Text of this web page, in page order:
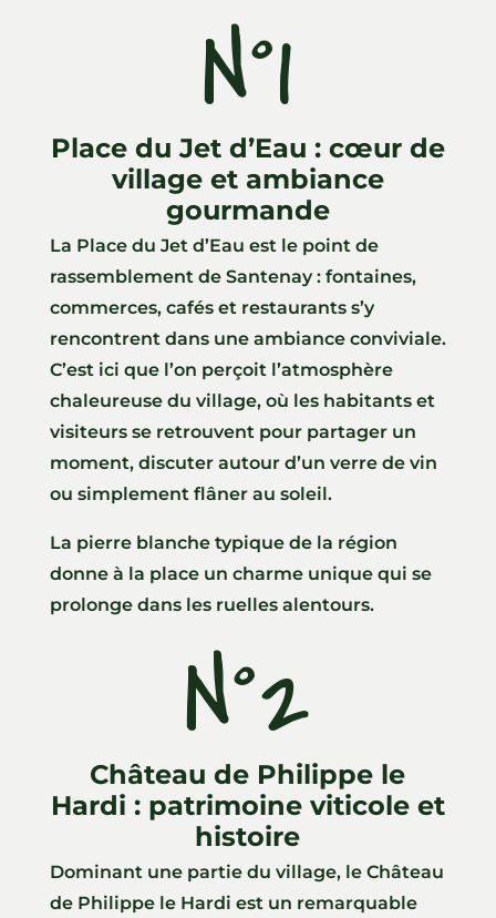
N°1
Place du Jet d’Eau : cœur de
village et ambiance
gourmande
La Place du Jet d’Eau est le point de
rassemblement de Santenay : fontaines,
commerces, cafés et restaurants s’y
rencontrent dans une ambiance conviviale.
C’est ici que l’on perçoit l’atmosphère
chaleureuse du village, où les habitants et
visiteurs se retrouvent pour partager un
moment, discuter autour d’un verre de vin
ou simplement flâner au soleil.
La pierre blanche typique de la région
donne à la place un charme unique qui se
prolonge dans les ruelles alentours.
N°2
Château de Philippe le
Hardi : patrimoine viticole et
histoire
Dominant une partie du village, le Château
de Philippe le Hardi est un remarquable